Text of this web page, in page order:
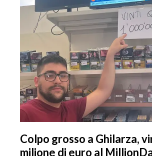
Colpo grosso a Ghilarza,
milione di euro al